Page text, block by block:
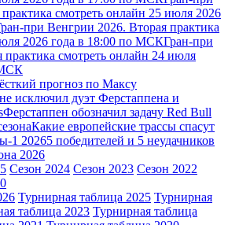
смотреть онлайн 25 июля 2026
при Венгрии 2026. Вторая практика
2026 года в 18:00 по МСКГран-при
смотреть онлайн 24 июля
МСК
прогноз по Максу
исключил дуэт Ферстаппена и
Ферстаппен обозначил задачу Red Bull
Какие европейские трассы спасут
1 20265 победителей и 5 неудачников
2026
Сезон 2024 Сезон 2023 Сезон 2022
Турнирная таблица 2025 Турнирная
таблица 2023 Турнирная таблица